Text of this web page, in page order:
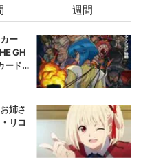
花ざかりの君た
ちへ
週間
ー
GH
ード公
姉さ
リコ